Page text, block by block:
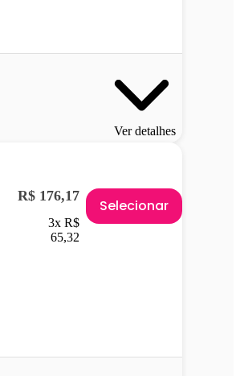
Ver detalhes
R$ 176,17
3x R$
65,32
Selecionar